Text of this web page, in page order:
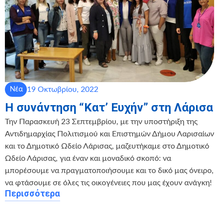
Νέα 19 Οκτωβρίου, 2022
Η συνάντηση “Κατ’ Ευχήν” στη Λάρισα
Την Παρασκευή 23 Σεπτεμβρίου, με την υποστήριξη της
Αντιδημαρχίας Πολιτισμού και Επιστημών Δήμου Λαρισαίων
και το Δημοτικό Ωδείο Λάρισας, μαζευτήκαμε στο Δημοτικό
Ωδείο Λάρισας, για έναν και μοναδικό σκοπό: να
μπορέσουμε να πραγματοποιήσουμε και το δικό μας όνειρο,
να φτάσουμε σε όλες τις οικογένειες που μας έχουν ανάγκη!
Περισσότερα